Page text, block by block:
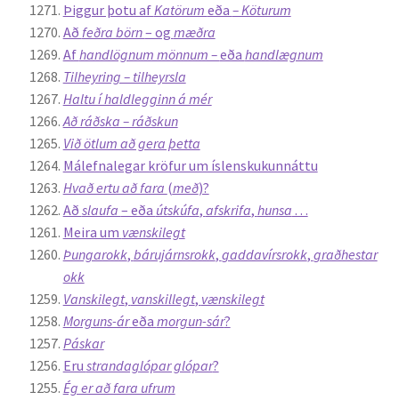
Þiggur þotu afKatörum eða – Köturum
Að feðra börn– og mæðra
Afhandlögnum mönnum –eða handlægnum
Tilheyring – tilheyrsla
Haltu í haldlegginn á mér
Að ráðska – ráðskun
Við ötlum að gera þetta
Málefnalegar kröfur um íslenskukunnáttu
Hvað ertu að fara (með)?
Að slaufa – eða útskúfa, afskrifa, hunsa . . .
Meira um vænskilegt
Þungarokk, bárujárnsrokk, gaddavírsrokk, graðhestar
okk
Vanskilegt, vanskillegt, vænskilegt
Morguns-áreða morgun-sár?
Páskar
Eru strandaglópar glópar?
Ég er að fara ufrum